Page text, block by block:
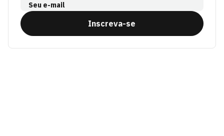
Seu e-mail
Inscreva-se